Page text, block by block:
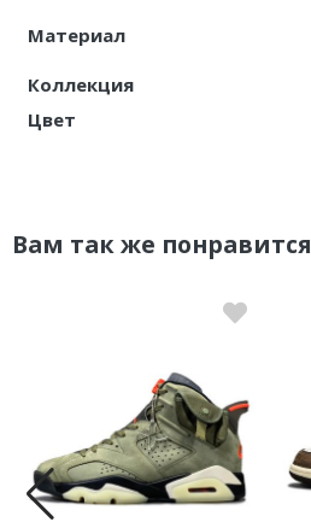
Материал
Коллекция
Цвет
Вам так же понравится